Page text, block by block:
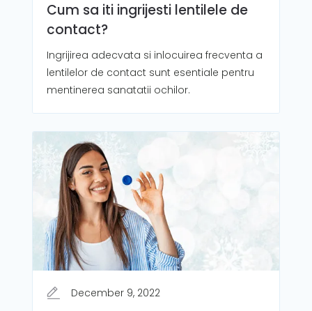
Cum sa iti ingrijesti lentilele de
contact?
Ingrijirea adecvata si inlocuirea frecventa a
lentilelor de contact sunt esentiale pentru
mentinerea sanatatii ochilor.
December 9, 2022